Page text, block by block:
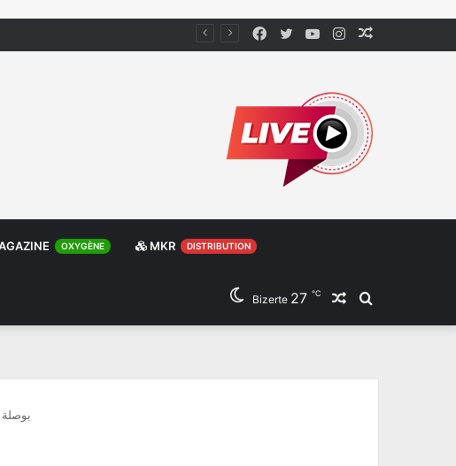
Instagram
YouTube
Twitter
Facebook
OXYGÈNE MKR DISTRIBUTION
Rechercher
Article
Bizerte 27 ℃